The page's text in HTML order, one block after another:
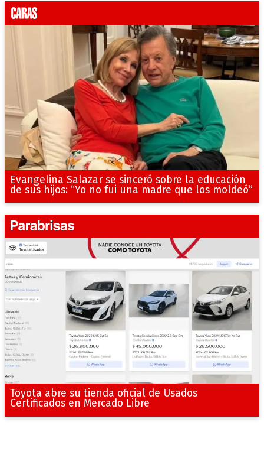
Evangelina Salazar se sinceró sobre la educación
de sus hijos: “Yo no fui una madre que los moldeó”
Toyota abre su tienda oficial de Usados
Certificados en Mercado Libre